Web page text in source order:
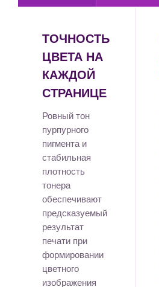
ТОЧНОСТЬ
ЦВЕТА НА
КАЖДОЙ
СТРАНИЦЕ
Ровный тон
пурпурного
пигмента и
стабильная
плотность
тонера
обеспечивают
предсказуемый
результат
печати при
формировании
цветного
изображения